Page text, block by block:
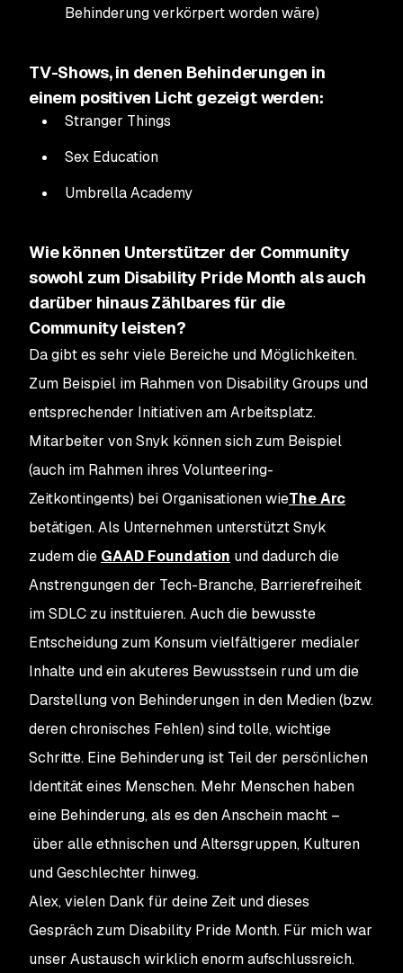
Behinderung verkörpert worden wäre)
TV-Shows, in denen Behinderungen in
einem positiven Licht gezeigt werden:
Stranger Things
Sex Education
Umbrella Academy
Wie können Unterstützer der Community
sowohl zum Disability Pride Month als auch
darüber hinaus Zählbares für die
Community leisten?
Da gibt es sehr viele Bereiche und Möglichkeiten.
Zum Beispiel im Rahmen von Disability Groups und
entsprechender Initiativen am Arbeitsplatz.
Mitarbeiter von Snyk können sich zum Beispiel
(auch im Rahmen ihres Volunteering-
Zeitkontingents) bei Organisationen wieThe Arc
betätigen. Als Unternehmen unterstützt Snyk
zudem die GAAD Foundation und dadurch die
Anstrengungen der Tech-Branche, Barrierefreiheit
im SDLC zu instituieren. Auch die bewusste
Entscheidung zum Konsum vielfältigerer medialer
Inhalte und ein akuteres Bewusstsein rund um die
Darstellung von Behinderungen in den Medien (bzw.
deren chronisches Fehlen) sind tolle, wichtige
Schritte. Eine Behinderung ist Teil der persönlichen
Identität eines Menschen. Mehr Menschen haben
eine Behinderung, als es den Anschein macht –
über alle ethnischen und Altersgruppen, Kulturen
und Geschlechter hinweg.
Alex, vielen Dank für deine Zeit und dieses
Gespräch zum Disability Pride Month. Für mich war
unser Austausch wirklich enorm aufschlussreich.